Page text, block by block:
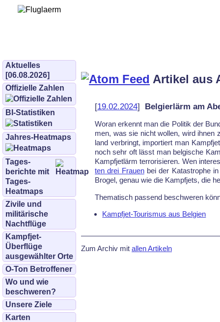
Aktuelles
[06.08.2026]
Offizielle Zahlen
BI-Statistiken
Jahres-Heatmaps
Tages­
berichte mit
Tages-
Heatmaps
Zivile und
militärische
Nachtflüge
Kampfjet-
Überflüge
ausgewählter Orte
O-Ton Betroffener
Wo und wie
beschweren?
Unsere Ziele
Karten
Artikel aus
[19.02.2024] Belgierlärm am
Woran er­kennt man die Po­li­tik der
men, was sie nicht wol­len, wird
land ver­bringt, im­por­tiert man
noch sehr oft lässt man bel­gi­sche
Kampf­jet­lärm ter­ro­ri­sie­ren. Wen
ten drei Frau­enbei der Ka­ta­stro­phe
Bro­gel, ge­nau wie die Kampf­jets, die
The­ma­tisch pas­send be­schwe­ren
Kampfjet-Tourismus aus Belgien
Zum Archiv mit allen Artikeln